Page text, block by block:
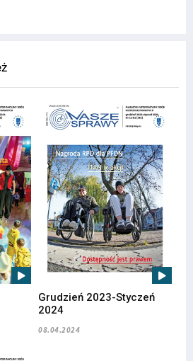
Grudzień 2023-Styczeń
2024
08.04.2024